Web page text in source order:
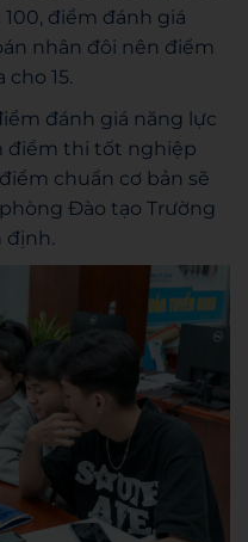
điểm đánh giá
nhân đôi nên điểm
cho 15.
đánh giá năng lực
điểm thi tốt nghiệp
chuẩn cơ bản sẽ
Đào tạo Trường
định.